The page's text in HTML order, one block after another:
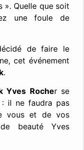
». Quelle que soit
une foule de
de faire le
cet événement
.
Yves Rocher se
il ne faudra pas
vous et de vos
beauté Yves